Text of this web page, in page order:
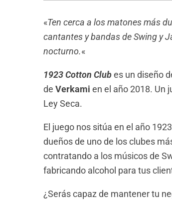
«Ten cerca a los matones más
cantantes y bandas de Swing y
nocturno.«
1923 Cotton Clubes un diseño
de Verkami en el año 2018. Un
Ley Seca.
El juego nos sitúa en el año
dueños de uno de los clubes
contratando a los músicos de
fabricando alcohol para tus
¿Serás capaz de mantener tu